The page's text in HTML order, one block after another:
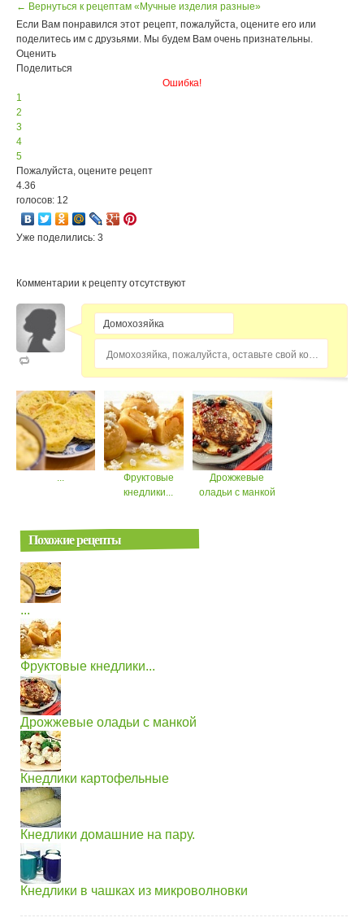
← Вернуться к рецептам «Мучные изделия разные»
Если Вам понравился этот рецепт, пожалуйста, оцените его или
поделитесь им с друзьями. Мы будем Вам очень признательны.
Оценить
Поделиться
Ошибка!
1
2
3
4
5
Пожалуйста, оцените рецепт
4.36
голосов: 12
Уже поделились: 3
Комментарии к рецепту отсутствуют
Домохозяйка, пожалуйста, оставьте свой комментарий...
Фруктовые
кнедлики...
Дрожжевые
оладьи с манкой
Похожие рецепты
...
Фруктовые кнедлики...
Дрожжевые оладьи с манкой
Кнедлики картофельные
Кнедлики домашние на пару.
Кнедлики в чашках из микроволновки